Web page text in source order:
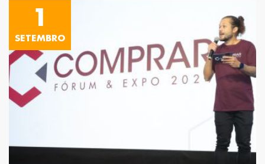
1
SETEMBRO